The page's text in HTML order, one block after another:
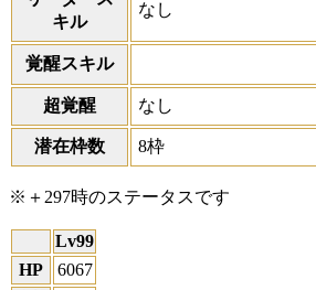
キル
なし
覚醒スキル
超覚醒 なし
潜在枠数 8枠
※＋297時のステータスです
Lv99
HP
6067